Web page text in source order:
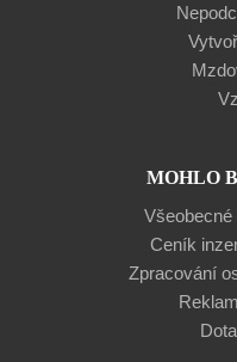
MOHLO
Ceník
Zpracování